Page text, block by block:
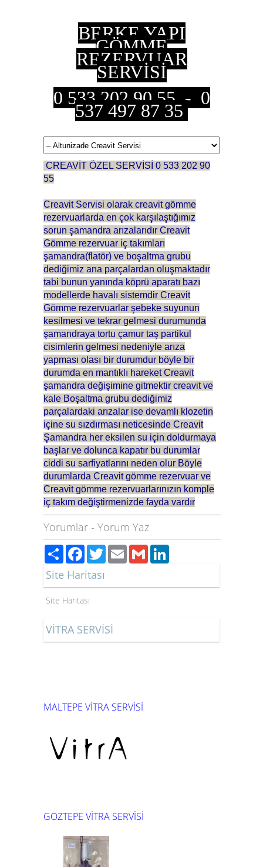
BERKE YAPI
GÖMME
REZERVUAR
SERVİSİ
0 533 202 90 55 - 0
537 497 87 35
CREAVİT ÖZEL SERVİSİ 0 533 202 90
55
Creavit Servisi olarak creavit gömme
rezervuarlarda en çok karşılaştığımız
sorun şamandra arızalarıdır Creavit
Gömme rezervuar iç takımları
şamandra(flatör) ve boşaltma grubu
dediğimiz ana parçalardan oluşmaktadır
tabi bunun yanında köprü aparatı bazı
modellerde havalı sistemdir Creavit
Gömme rezervuarlar şebeke suyunun
kesilmesi ve tekrar gelmesi durumunda
şamandraya tortu çamur taş partikul
cisimlerin gelmesi nedeniyle arıza
yapması olası bir durumdur böyle bir
durumda en mantıklı hareket Creavit
şamandra değişimine gitmektir creavit ve
kale Boşaltma grubu dediğimiz
parçalardaki arızalar ise devamlı klozetin
içine su sızdırması neticesinde Creavit
Şamandra her eksilen su için doldurmaya
başlar ve dolunca kapatır bu durumlar
ciddi su sarfiyatlarını neden olur Böyle
durumlarda Creavit gömme rezervuar ve
Creavit gömme rezervuarlarınızın komple
iç takım değiştirmenizde fayda vardır
Yorumlar - Yorum Yaz
PaylaşFacebook
TwitterEmailGmail
Site Haritası
Site Haritası
VİTRA SERVİSİ
MALTEPE VİTRA SERVİSİ
GÖZTEPE VİTRA SERVİSİ